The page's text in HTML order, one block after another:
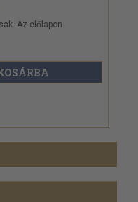
Az előlapon